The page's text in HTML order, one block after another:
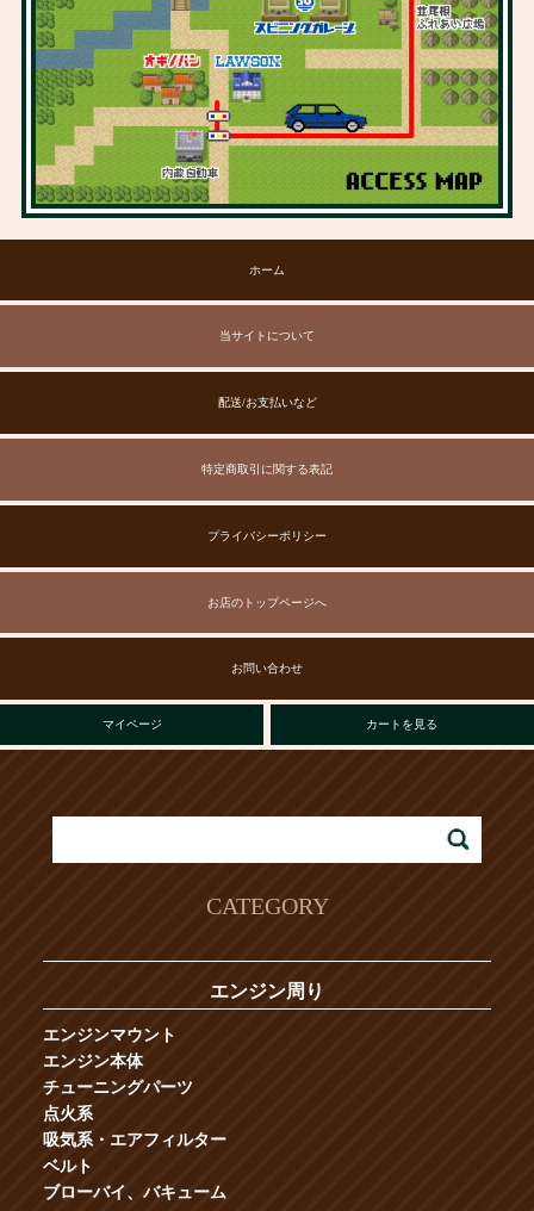
ホーム
当サイトについて
配送/お支払いなど
特定商取引に関する表記
プライバシーポリシー
お店のトップページへ
お問い合わせ
マイページ カートを見る
CATEGORY
エンジン周り
エンジンマウント
エンジン本体
チューニングパーツ
点火系
吸気系・エアフィルター
ベルト
ブローバイ、バキューム